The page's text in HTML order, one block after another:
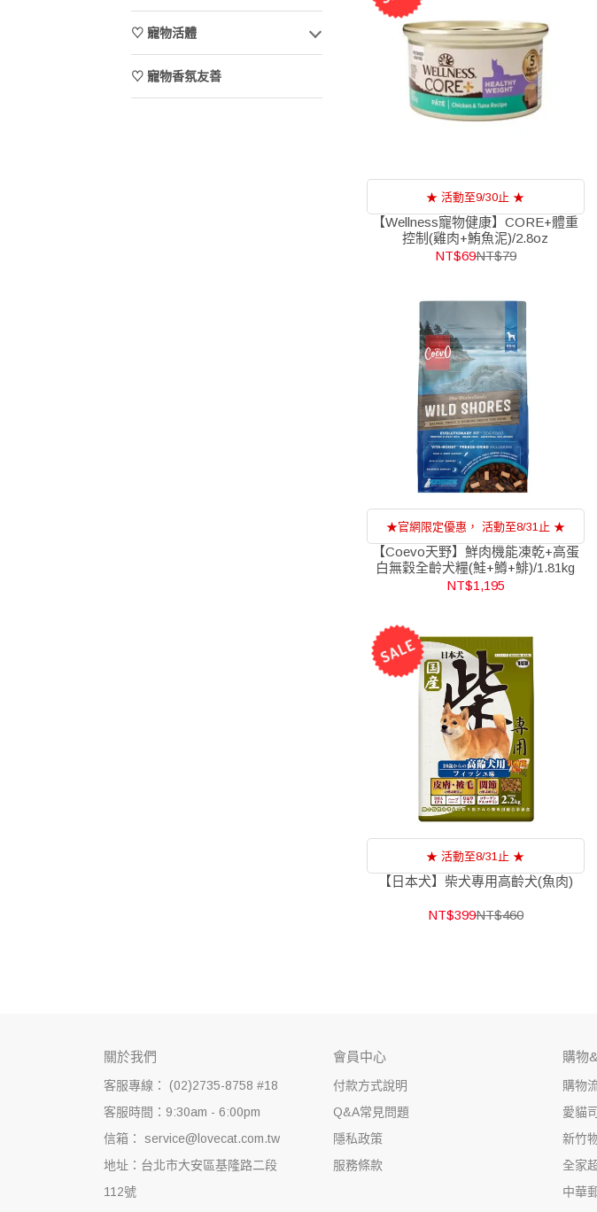
♡ 寵物活體
♡ 寵物香氛友善
★ 活動至9/30止 ★
【Wellness寵物健康】CORE+體重
控制(雞肉+鮪魚泥)/2.8oz
NT$69NT$79
★官網限定優惠， 活動至8/31止 ★
【Coevo天野】鮮肉機能凍乾+高蛋
白無穀全齡犬糧(鮭+鱒+鯡)/1.81kg
NT$1,195
★ 活動至8/31止 ★
【日本犬】柴犬專用高齡犬(魚肉)
NT$399NT$460
關於我們
客服專線： (02)2735-8758 #18
客服時間：9:30am - 6:00pm
信箱： service@lovecat.com.tw
地址：台北市大安區基隆路二段
112號
會員中心
付款方式說明
Q&A常見問題
隱私政策
服務條款
購物
購物
愛貓
新竹
全家
中華